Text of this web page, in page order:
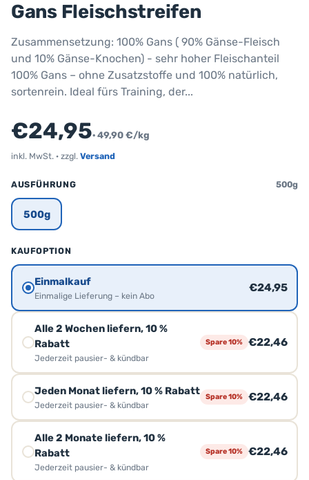
Gans Fleischstreifen
Zusammensetzung: 100% Gans ( 90% Gänse-Fleisch
und 10% Gänse-Knochen) - sehr hoher Fleischanteil
100% Gans – ohne Zusatzstoffe und 100% natürlich,
sortenrein. Ideal fürs Training, der...
€24,95· 49,90 €/kg
inkl. MwSt. · zzgl. Versand
AUSFÜHRUNG 500g
500g
KAUFOPTION
Einmalkauf
Einmalige Lieferung – kein Abo
€24,95
Alle 2 Wochen liefern, 10 %
Rabatt
Jederzeit pausier- & kündbar
Spare 10% €22,46
Jeden Monat liefern, 10 % Rabatt
Jederzeit pausier- & kündbar
Spare 10% €22,46
Alle 2 Monate liefern, 10 %
Rabatt
Jederzeit pausier- & kündbar
Spare 10% €22,46